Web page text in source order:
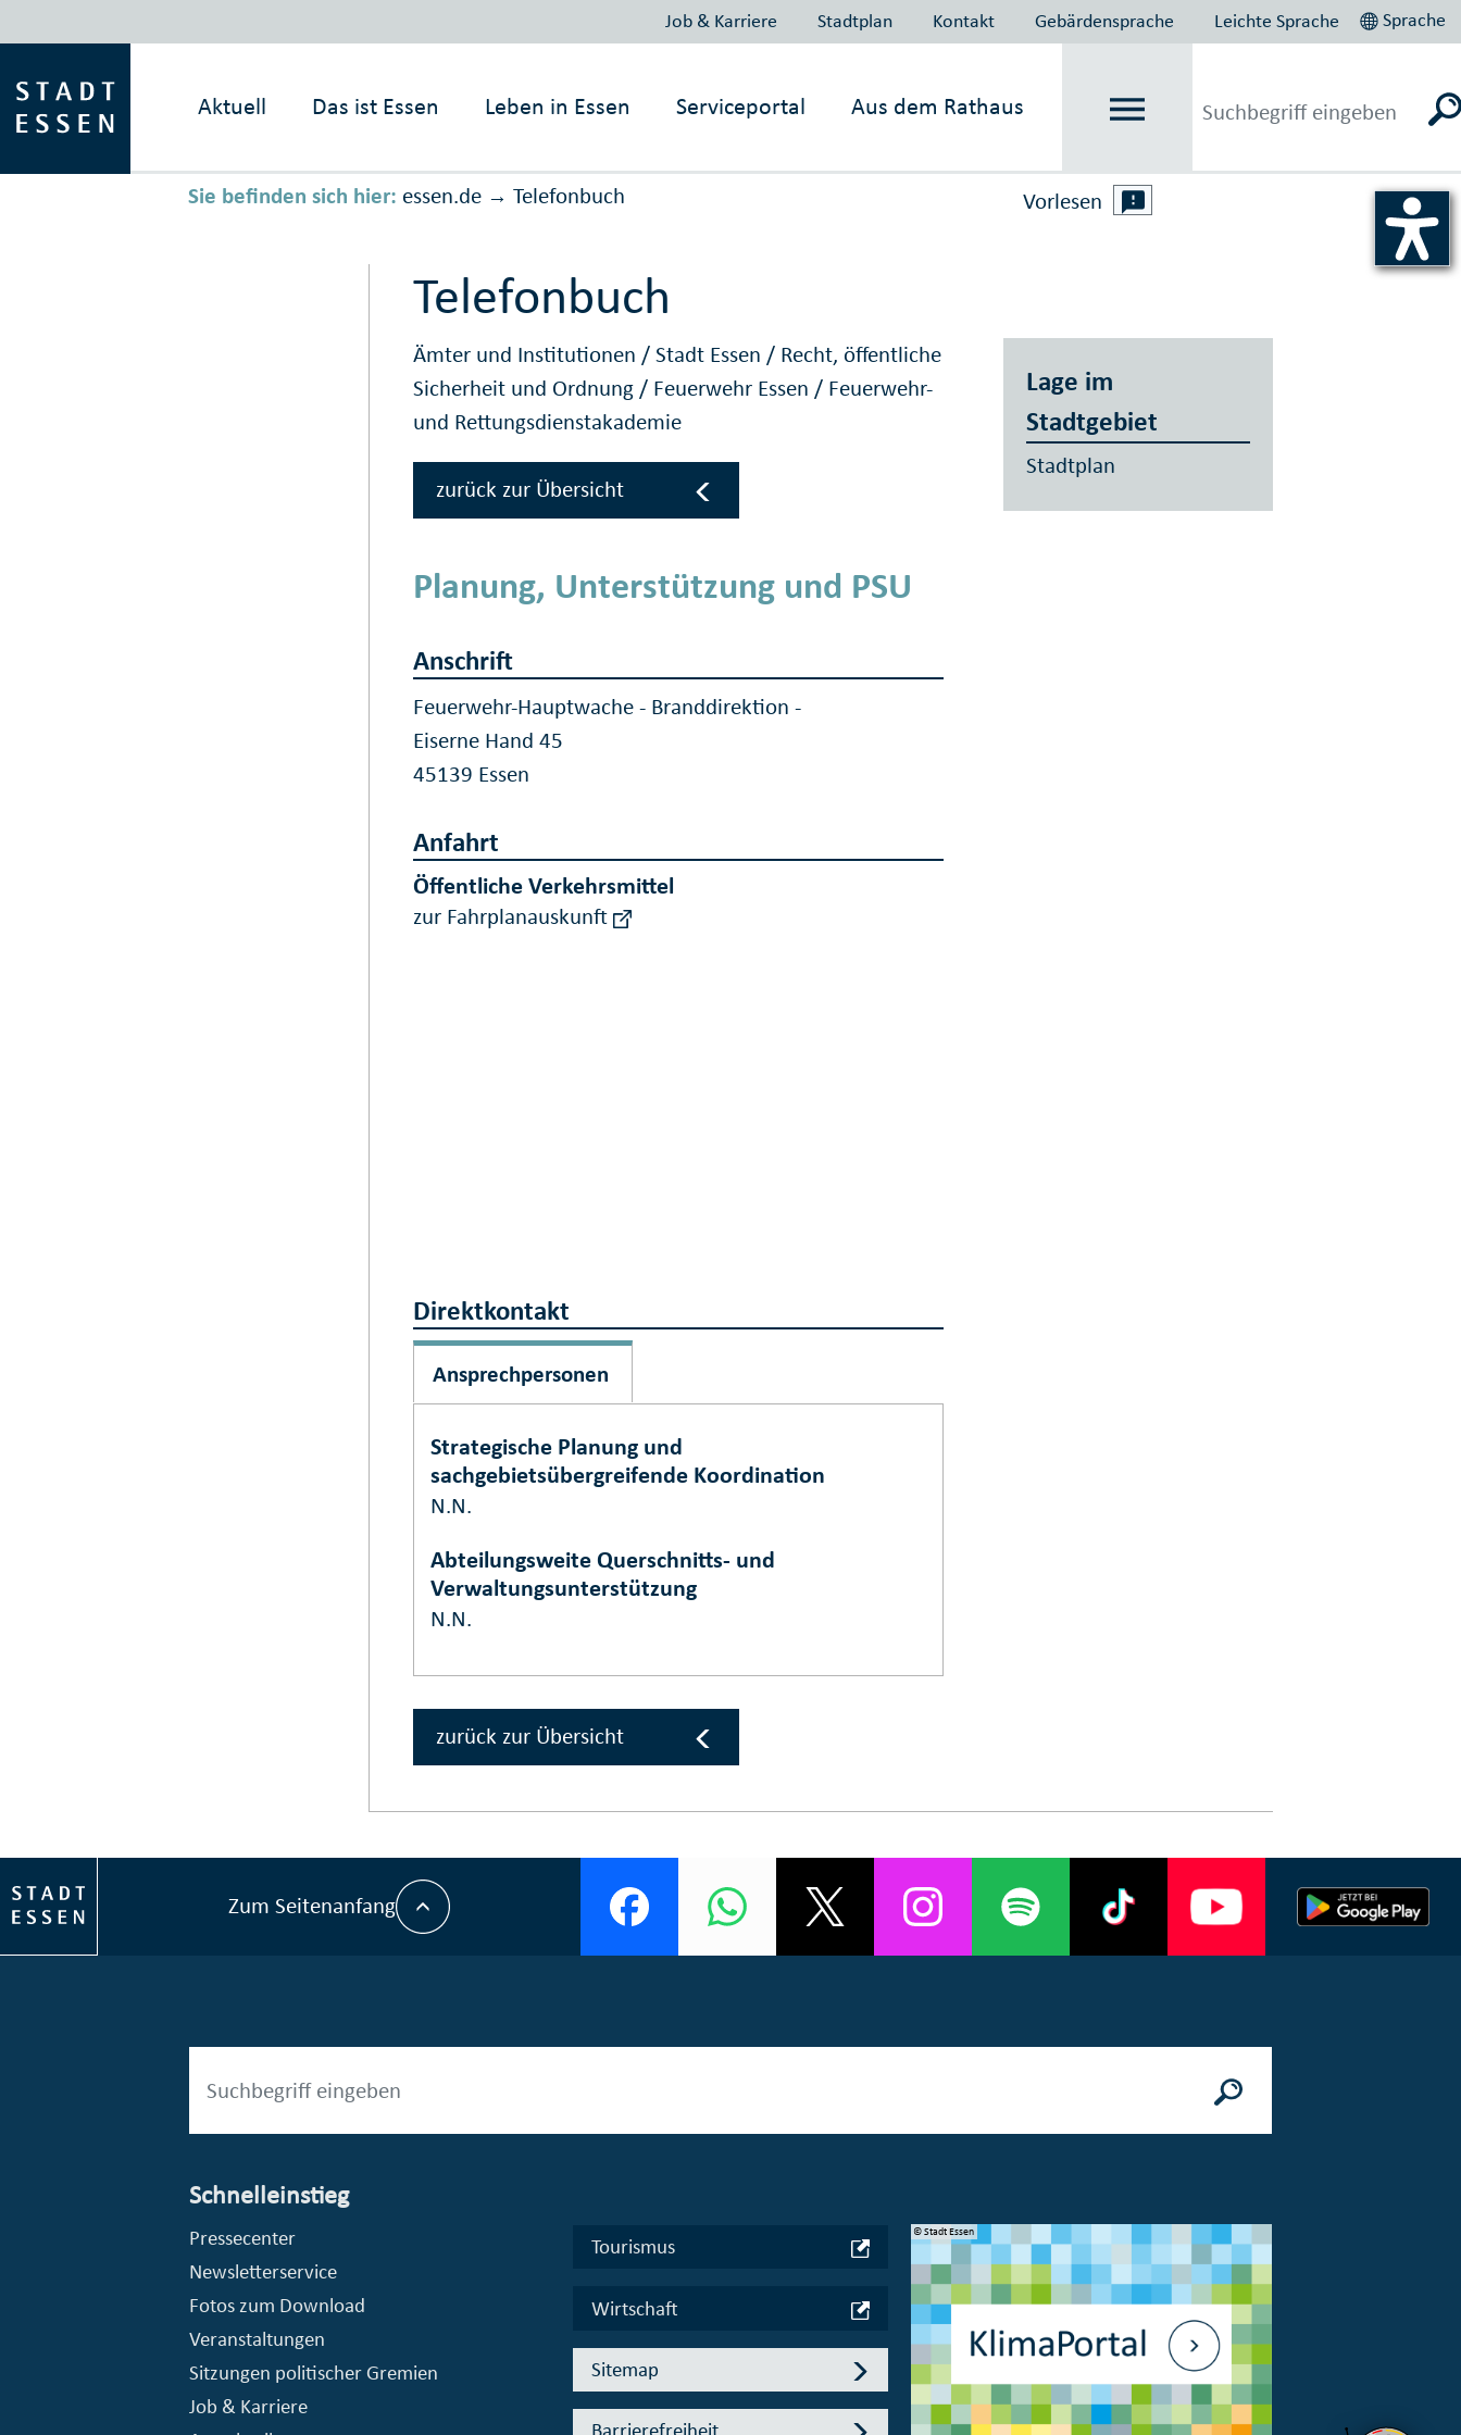
Job & Karriere Stadtplan Kontakt Gebärdensprache Leichte Sprache Sprache
Aktuell Das ist Essen Leben in Essen Serviceportal Aus dem Rathaus
Sie befinden sich hier: essen.de → Telefonbuch Vorlesen
Telefonbuch
Ämter und Institutionen /Stadt Essen / Recht, öffentliche
Sicherheit und Ordnung / Feuerwehr Essen / Feuerwehr-
und Rettungsdienstakademie
zurück zur Übersicht
Planung, Unterstützung und PSU
Anschrift
Feuerwehr-Hauptwache - Branddirektion -
Eiserne Hand 45
45139 Essen
Anfahrt
Öffentliche Verkehrsmittel
zur Fahrplanauskunft
Direktkontakt
Ansprechpersonen
Strategische Planung und
sachgebietsübergreifende Koordination
N.N.
Abteilungsweite Querschnitts- und
Verwaltungsunterstützung
N.N.
zurück zur Übersicht
Lage im
Stadtgebiet
Stadtplan
Zum Seitenanfang
Schnelleinstieg
Pressecenter
Newsletterservice
Fotos zum Download
Veranstaltungen
Sitzungen politischer Gremien
Job & Karriere
Tourismus
Wirtschaft
Sitemap
© Stadt Essen, Presse- und Kommunikationsamt © Stadt Essen